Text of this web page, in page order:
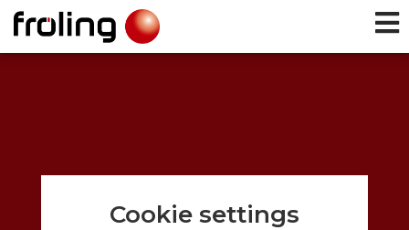
Cookie settings